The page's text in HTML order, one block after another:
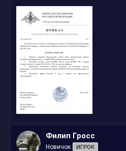
Филип Гросс
Новичок ИГРОК